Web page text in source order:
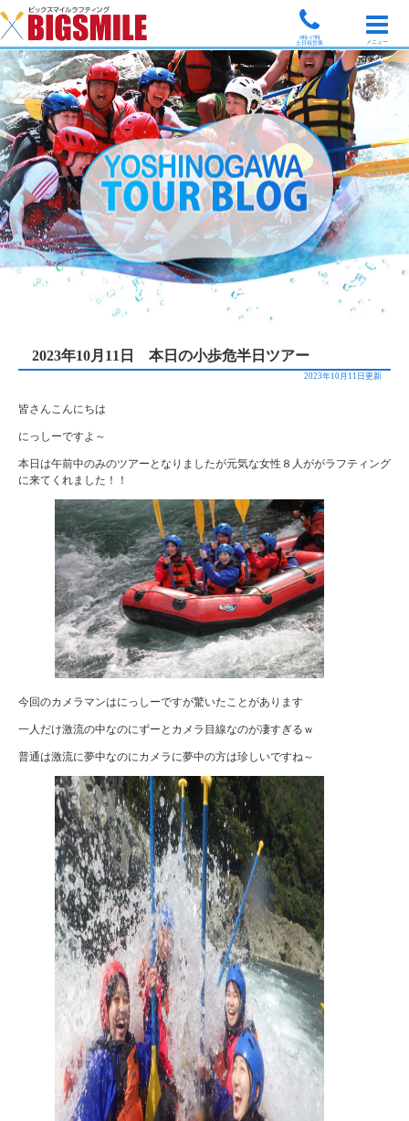
9時-17時
土日祝営業
メニュー
2023年10月11日 本日の小歩危半日ツアー
2023年10月11日更新
皆さんこんにちは
にっしーですよ～
本日は午前中のみのツアーとなりましたが元気な女性８人ががラフティング
に来てくれました！！
今回のカメラマンはにっしーですが驚いたことがあります
一人だけ激流の中なのにずーとカメラ目線なのが凄すぎるｗ
普通は激流に夢中なのにカメラに夢中の方は珍しいですね～